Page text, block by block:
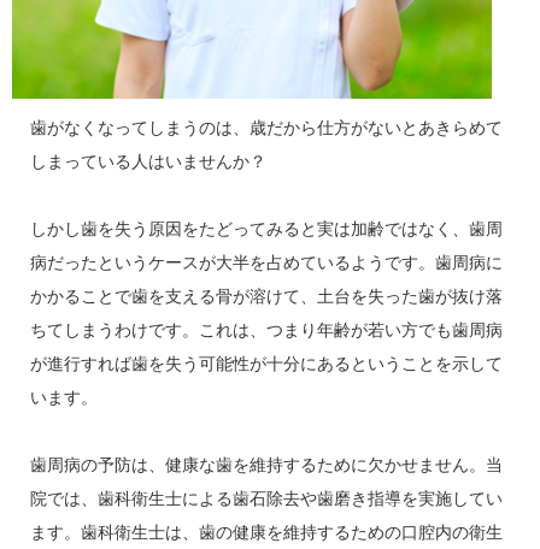
歯がなくなってしまうのは、歳だから仕方がないとあきらめて
しまっている人はいませんか？
しかし歯を失う原因をたどってみると実は加齢ではなく、歯周
病だったというケースが大半を占めているようです。歯周病に
かかることで歯を支える骨が溶けて、土台を失った歯が抜け落
ちてしまうわけです。これは、つまり年齢が若い方でも歯周病
が進行すれば歯を失う可能性が十分にあるということを示して
います。
歯周病の予防は、健康な歯を維持するために欠かせません。当
院では、歯科衛生士による歯石除去や歯磨き指導を実施してい
ます。歯科衛生士は、歯の健康を維持するための口腔内の衛生